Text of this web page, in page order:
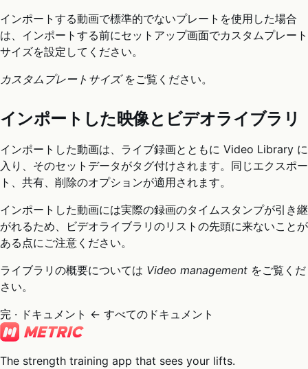
インポートする動画で標準的でないプレートを使用した場合
は、インポートする前にセットアップ画面でカスタムプレート
サイズを設定してください。
カスタムプレートサイズをご覧ください。
インポートした映像とビデオライブラリ
インポートした動画は、ライブ録画とともに Video Library に
入り、そのセットデータがタグ付けされます。同じエクスポー
ト、共有、削除のオプションが適用されます。
インポートした動画には実際の録画のタイムスタンプが引き継
がれるため、ビデオライブラリのリストの先頭に来ないことが
ある点にご注意ください。
ライブラリの概要については Video management をご覧くだ
さい。
完 · ドキュメント ← すべてのドキュメント
The strength training app that sees your lifts.